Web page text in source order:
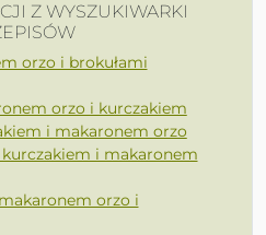
Z WYSZUKIWARKI
orzo i brokułami
orzo i kurczakiem
i makaronem orzo
kurczakiem i makaronem
orzo i